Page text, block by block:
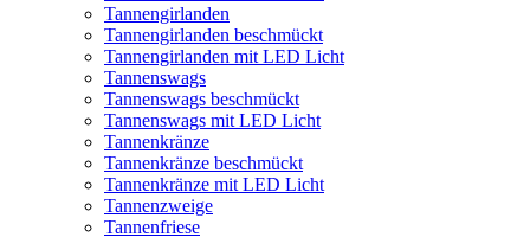
Tannengirlanden
Tannengirlanden beschmückt
Tannengirlanden mit LED Licht
Tannenswags
Tannenswags beschmückt
Tannenswags mit LED Licht
Tannenkränze
Tannenkränze beschmückt
Tannenkränze mit LED Licht
Tannenzweige
Tannenfriese